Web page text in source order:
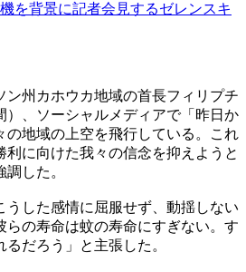
を背景に記者会見するゼレンスキ
ン州カホウカ地域の首長フィリプチ
）、ソーシャルメディアで「昨日か
の地域の上空を飛行している。これ
利に向けた我々の信念を抑えようと
した。
うした感情に屈服せず、動揺しない
らの寿命は蚊の寿命にすぎない。す
だろう」と主張した。